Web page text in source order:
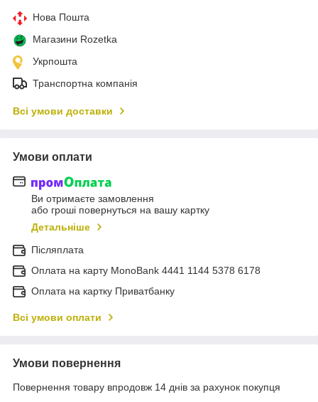
Нова Пошта
Магазини Rozetka
Укрпошта
Транспортна компанія
Всі умови доставки
Умови оплати
Ви отримаєте замовлення
або гроші повернуться на вашу картку
Детальніше
Післяплата
Оплата на карту MonoBank 4441 1144 5378 6178
Оплата на картку Приватбанку
Всі умови оплати
Умови повернення
Повернення товару впродовж 14 днів за рахунок покупця